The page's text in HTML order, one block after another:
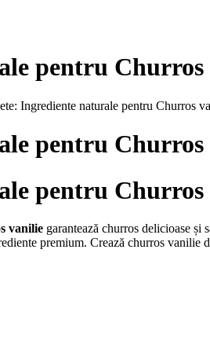
pentru
Ingrediente naturale pentru Churros
pentru Churros
pentru
vanilie garantează churros delicioase și
premium. Crează churros vanilie